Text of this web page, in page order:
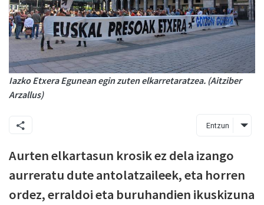
Iazko Etxera Egunean egin zuten elkarretaratzea. (Aitziber
Arzallus)
Entzun
Aurten elkartasun krosik ez dela izango
aurreratu dute antolatzaileek, eta horren
ordez, erraldoi eta buruhandien ikuskizuna